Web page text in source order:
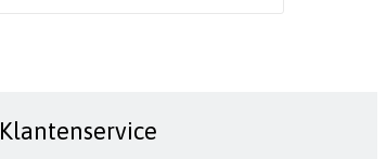
Klantenservice